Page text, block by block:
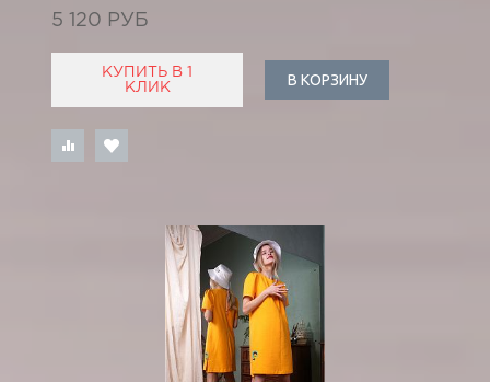
5 120 РУБ
КУПИТЬ В 1
КЛИК
В КОРЗИНУ